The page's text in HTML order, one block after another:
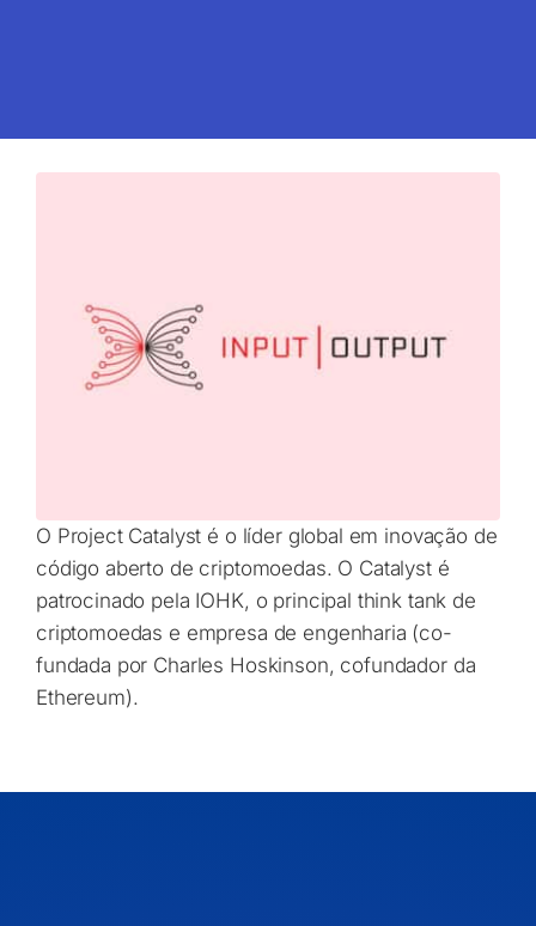
O Project Catalyst é o líder global em inovação de
código aberto de criptomoedas. O Catalyst é
patrocinado pela IOHK, o principal think tank de
criptomoedas e empresa de engenharia (co-
fundada por Charles Hoskinson, cofundador da
Ethereum).